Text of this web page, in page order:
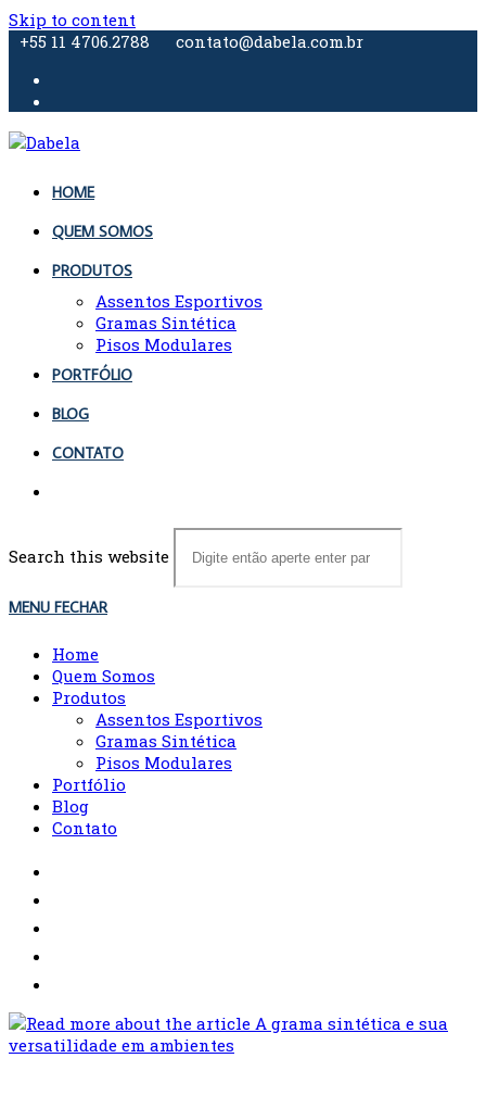
Skip to content
+55 11 4706.2788
contato@dabela.com.br
HOME
QUEM SOMOS
PRODUTOS
Assentos Esportivos
Gramas Sintética
Pisos Modulares
PORTFÓLIO
BLOG
CONTATO
Search this website
MENU FECHAR
Home
Quem Somos
Produtos
Assentos Esportivos
Gramas Sintética
Pisos Modulares
Portfólio
Blog
Contato